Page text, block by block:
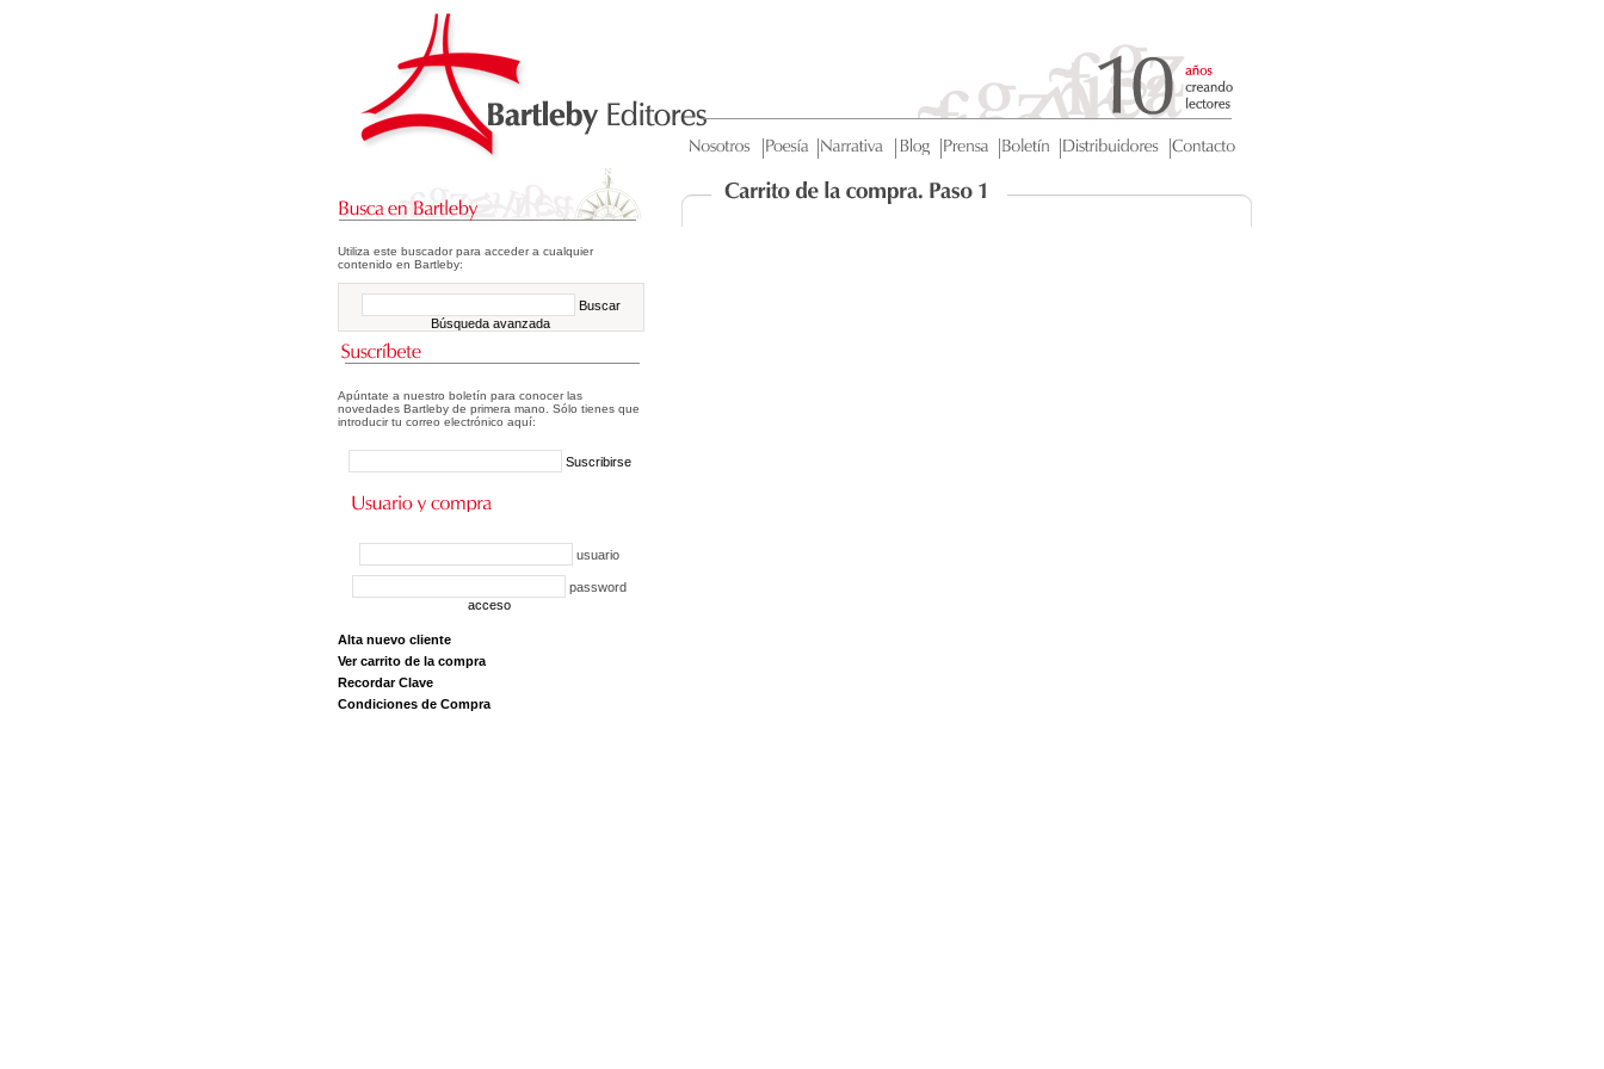
Utiliza este buscador para acceder a cualquier
contenido en Bartleby:
Buscar
Búsqueda avanzada
Apúntate a nuestro boletín para conocer las
novedades Bartleby de primera mano. Sólo tienes que
introducir tu correo electrónico aquí:
Suscribirse
usuario
password
acceso
Alta nuevo cliente
Ver carrito de la compra
Recordar Clave
Condiciones de Compra